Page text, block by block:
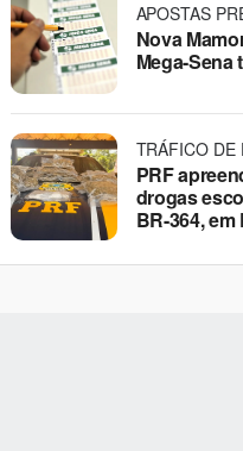
APOSTAS
Nova
Mega-Sena
TRÁFICO DE
PRF
drogas
BR-364,